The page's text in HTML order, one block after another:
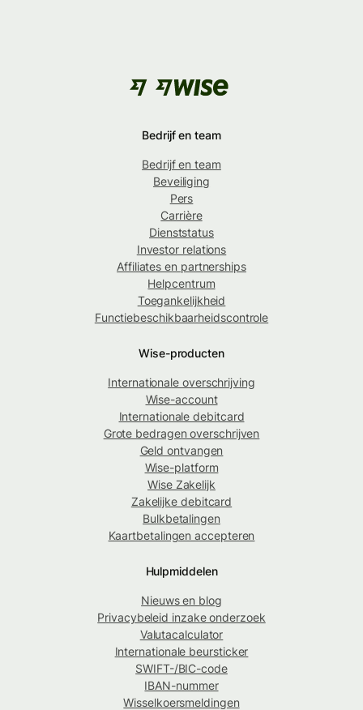
Bedrijf en team
Bedrijf en team
Beveiliging
Pers
Carrière
Dienststatus
Investor relations
Affiliates en partnerships
Helpcentrum
Toegankelijkheid
Functiebeschikbaarheidscontrole
Wise-producten
Internationale overschrijving
Wise-account
Internationale debitcard
Grote bedragen overschrijven
Geld ontvangen
Wise-platform
Wise Zakelijk
Zakelijke debitcard
Bulkbetalingen
Kaartbetalingen accepteren
Hulpmiddelen
Nieuws en blog
Privacybeleid inzake onderzoek
Valutacalculator
Internationale beursticker
SWIFT-/BIC-code
IBAN-nummer
Wisselkoersmeldingen